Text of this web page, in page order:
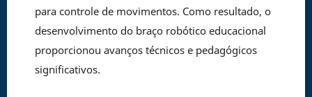
para controle de movimentos. Como resultado, o
desenvolvimento do braço robótico educacional
proporcionou avanços técnicos e pedagógicos
significativos.